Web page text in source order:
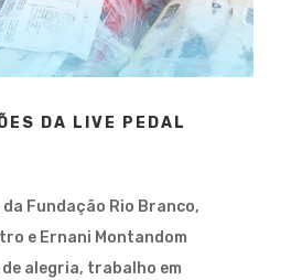
DA LIVE PEDAL
Fundação Rio Branco,
e Ernani Montandom
de alegria, trabalho em